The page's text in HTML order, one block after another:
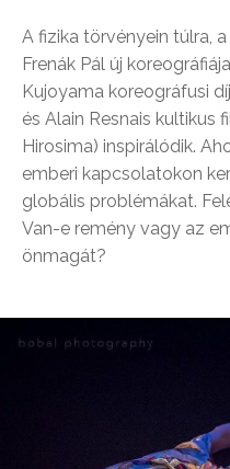
A fizika törvényein túlra,
Frenák Pál új
Kujoyama koreográfusi
és Alain Resnais kultikus
Hirosima) inspirálódik.
emberi kapcsolatokon
globális problémákat.
Van-e remény vagy az
önmagát?